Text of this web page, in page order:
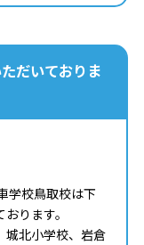
だいておりま
学校鳥取校は下
ります。
城北小学校、岩倉